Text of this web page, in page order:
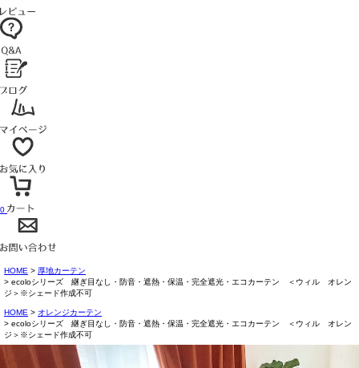
0
HOME
厚地カーテン
ecoloシリーズ 継ぎ目なし・防音・遮熱・保温・完全遮光・エコカーテン ＜ウィル オレン
ジ＞※シェード作成不可
HOME
オレンジカーテン
ecoloシリーズ 継ぎ目なし・防音・遮熱・保温・完全遮光・エコカーテン ＜ウィル オレン
ジ＞※シェード作成不可